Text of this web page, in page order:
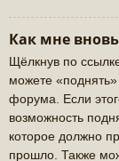
Как мне
Щёлкнув по
можете
форума. Если
возможность
которое должно
прошло. Также